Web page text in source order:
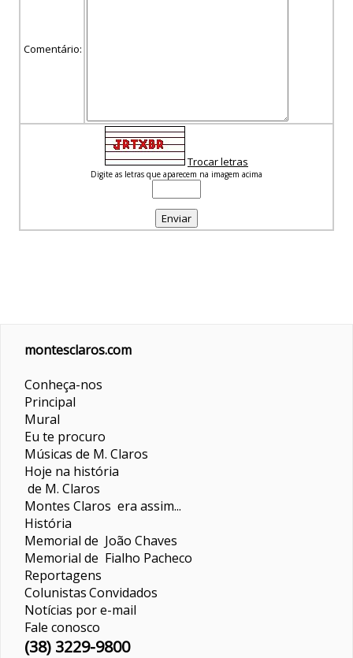
Comentário:
Trocar letras
Digite as letras que aparecem na imagem acima
montesclaros.com
Conheça-nos
Principal
Mural
Eu te procuro
Músicas de M. Claros
Hoje na história
de M. Claros
Montes Claros era assim...
História
Memorial de João Chaves
Memorial de Fialho Pacheco
Reportagens
ColunistasConvidados
Notícias por e-mail
Fale conosco
(38) 3229-9800